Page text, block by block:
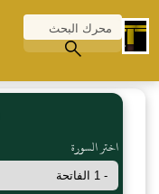
اختر السورة